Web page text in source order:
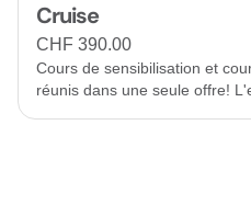
Cruise
CHF 390.00
Cours de sensibilisation et
réunis dans une seule offre!